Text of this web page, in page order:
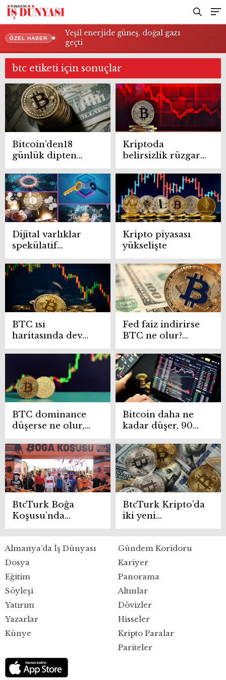
ÖZEL HABER
Yeşil enerjide güneş, doğal gazı
geçti
btc etiketi için sonuçlar
Bitcoin’den18
günlük dipten
dönüş
Kriptoda
belirsizlik rüzgarı:
Bitcoin’de ani
düşüş
Dijital varlıklar
spekülatif
araçlardan
finansal araçlara
dönüşüyor
Kripto piyasası
yükselişte
BTC ısı
haritasında dev
hareket!
Coinbase’ten 7.441
Fed faiz indirirse
BTC ne olur?
Bitcoin düşer mi,
yükselir mi?
BTC dominance
düşerse ne olur,
Bitcoin
dominance
düşerse altcoinler
ne olur?
Bitcoin daha ne
kadar düşer, 90
bin altına düşer
mi?
BtcTurk Boğa
Koşusu’nda
binlerce kişi
yarıştı
BtcTurk Kripto’da
iki yeni
kriptopara
listelendi
Almanya’da İş Dünyası
Dosya
Eğitim
Gündem Koridoru
Kariyer
Panorama
Söyleşi
Yatırım
Yazarlar
Künye
Altınlar
Dövizler
Hisseler
Kripto Paralar
Pariteler